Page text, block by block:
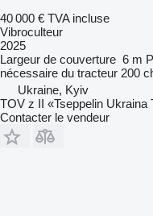
40 000 € TVA incluse
Vibroculteur
2025
Largeur de couverture 6 m
nécessaire du tracteur 200
Ukraine, Kyiv
TOV z II «Tseppelin Ukraina
Contacter le vendeur